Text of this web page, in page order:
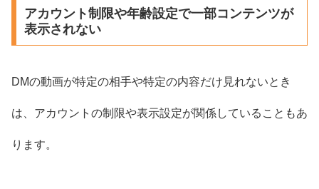
アカウント制限や年齢設定で一部コンテンツが
表示されない
DMの動画が特定の相手や特定の内容だけ見れないとき
は、アカウントの制限や表示設定が関係していることもあ
ります。